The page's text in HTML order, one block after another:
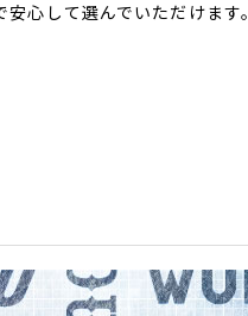
心して選んでいただけます。